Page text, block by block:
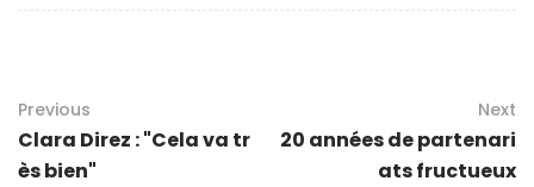
Previous
Clara Direz : "Cela va tr
ès bien"
Next
20 années de partenari
ats fructueux